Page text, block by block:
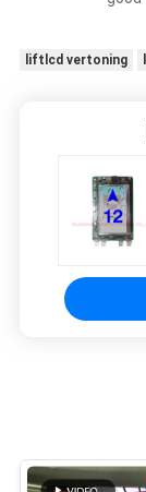
liftlcd vertoning